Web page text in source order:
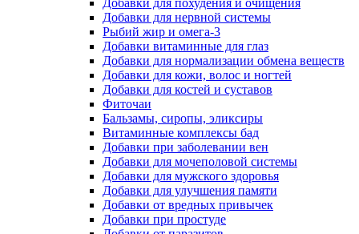
Добавки для похудения и очищения
Добавки для нервной системы
Рыбий жир и омега-3
Добавки витаминные для глаз
Добавки для нормализации обмена веществ
Добавки для кожи, волос и ногтей
Добавки для костей и суставов
Фиточаи
Бальзамы, сиропы, эликсиры
Витаминные комплексы бад
Добавки при заболевании вен
Добавки для мочеполовой системы
Добавки для мужского здоровья
Добавки для улучшения памяти
Добавки от вредных привычек
Добавки при простуде